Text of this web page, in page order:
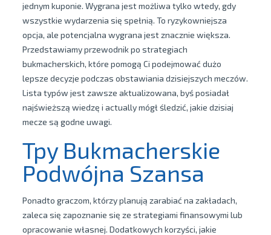
jednym kuponie. Wygrana jest możliwa tylko wtedy, gdy
wszystkie wydarzenia się spełnią. To ryzykowniejsza
opcja, ale potencjalna wygrana jest znacznie większa.
Przedstawiamy przewodnik po strategiach
bukmacherskich, które pomogą Ci podejmować dużo
lepsze decyzje podczas obstawiania dzisiejszych meczów.
Lista typów jest zawsze aktualizowana, byś posiadał
najświeższą wiedzę i actually mógł śledzić, jakie dzisiaj
mecze są godne uwagi.
Tpy Bukmacherskie
Podwójna Szansa
Ponadto graczom, którzy planują zarabiać na zakładach,
zaleca się zapoznanie się ze strategiami finansowymi lub
opracowanie własnej. Dodatkowych korzyści, jakie